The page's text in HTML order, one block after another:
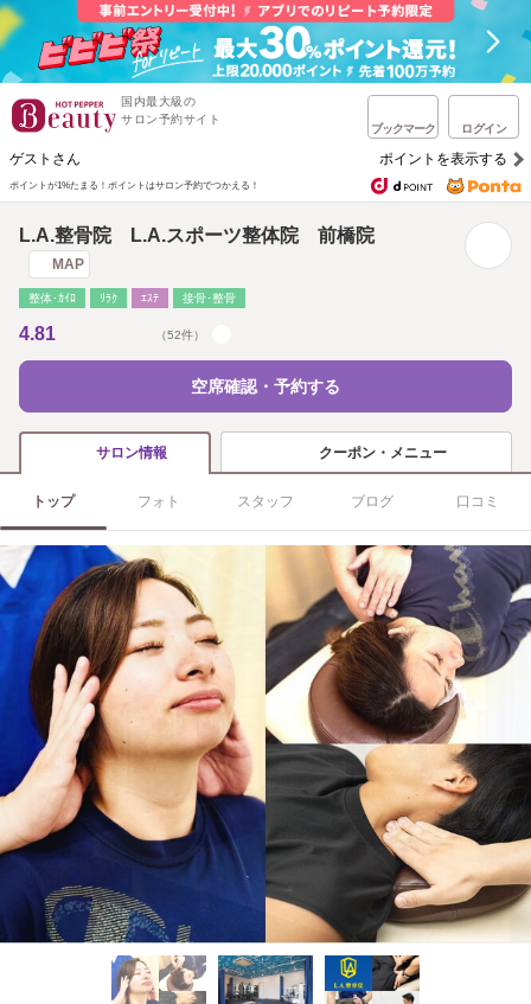
国内最大級の
サロン予約サイト
ブックマーク ログイン
ゲストさん ポイントを表示する
ポイントが1%たまる！ ポイントはサロン予約でつかえる！
L.A.整骨院 L.A.スポーツ整体院 前橋院
MAP
整体･ｶｲﾛ ﾘﾗｸ ｴｽﾃ 接骨･整骨
4.81 （52件）
空席確認・予約する
サロン情報 クーポン・メニュー
トップ フォト スタッフ ブログ 口コミ